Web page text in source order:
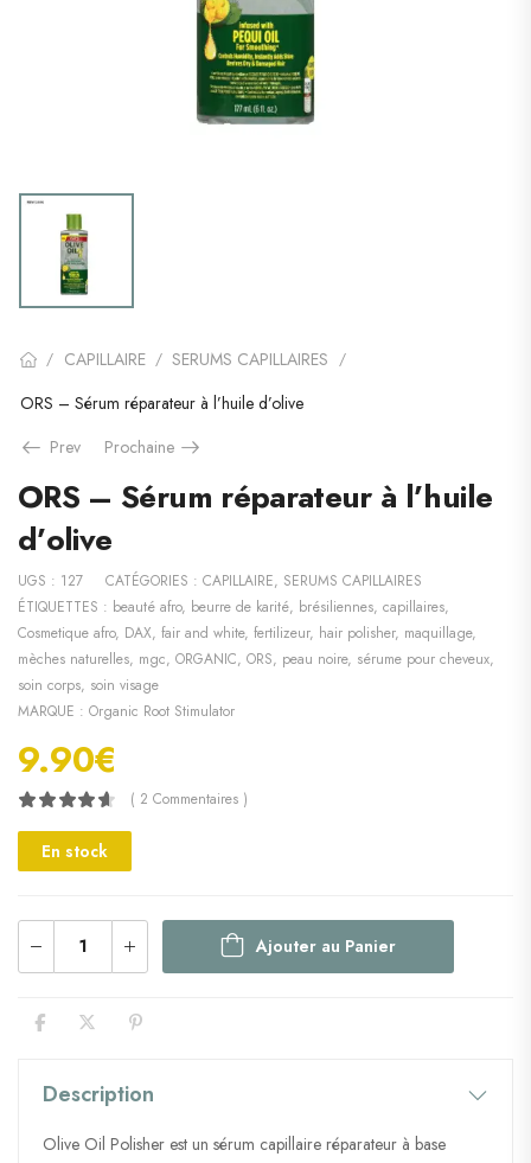
/ CAPILLAIRE / SERUMS CAPILLAIRES /
ORS – Sérum réparateur à l’huile d’olive
Prev
Prochaine
ORS – Sérum réparateur à l’huile
d’olive
UGS : 127 CATÉGORIES : CAPILLAIRE, SERUMS CAPILLAIRES
ÉTIQUETTES : beauté afro, beurre de karité, brésiliennes, capillaires,
Cosmetique afro, DAX, fair and white, fertilizeur, hair polisher, maquillage,
mèches naturelles, mgc, ORGANIC, ORS, peau noire, sérume pour cheveux,
soin corps, soin visage
MARQUE : Organic Root Stimulator
9.90€
( 2 Commentaires )
En stock
Ajouter au Panier
Description
Olive Oil Polisher est un sérum capillaire réparateur à base